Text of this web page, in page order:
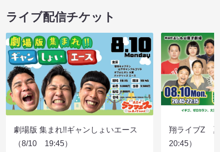
ライブ配信チケット
劇場版 集まれ!!ギャンしょいエース
（8/10 19:45）
翔ライブZ
20:45）